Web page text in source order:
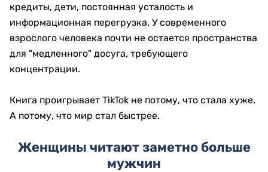
кредиты, дети, постоянная усталость и
информационная перегрузка. У современного
взрослого человека почти не остается пространства
для "медленного" досуга, требующего
концентрации.
Книга проигрывает TikTok не потому, что стала хуже.
А потому, что мир стал быстрее.
Женщины читают заметно больше
мужчин